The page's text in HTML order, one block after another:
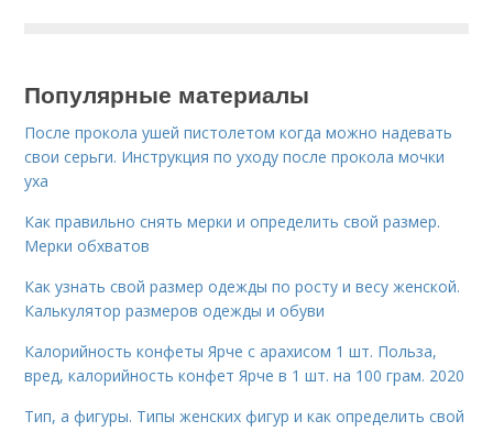
Популярные материалы
После прокола ушей пистолетом когда можно надевать
свои серьги. Инструкция по уходу после прокола мочки
уха
Как правильно снять мерки и определить свой размер.
Мерки обхватов
Как узнать свой размер одежды по росту и весу женской.
Калькулятор размеров одежды и обуви
Калорийность конфеты Ярче с арахисом 1 шт. Польза,
вред, калорийность конфет Ярче в 1 шт. на 100 грам. 2020
Тип, а фигуры. Типы женских фигур и как определить свой